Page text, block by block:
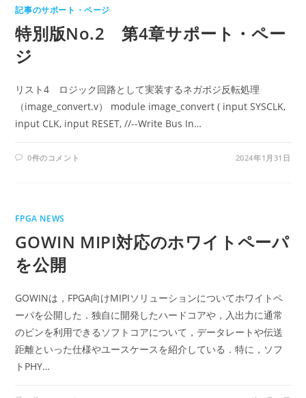
記事のサポート・ページ
特別版No.2 第4章サポート・ペー
ジ
リスト4 ロジック回路として実装するネガポジ反転処理
（image_convert.v） module image_convert ( input SYSCLK,
input CLK, input RESET, //--Write Bus In…
0件のコメント 2024年1月31日
FPGA NEWS
GOWIN MIPI対応のホワイトペーパ
を公開
GOWINは，FPGA向けMIPIソリューションについてホワイトペ
ーパを公開した．独自に開発したハードコアや，入出力に通常
のピンを利用できるソフトコアについて，データレートや伝送
距離といった仕様やユースケースを紹介している．特に，ソフ
トPHY…